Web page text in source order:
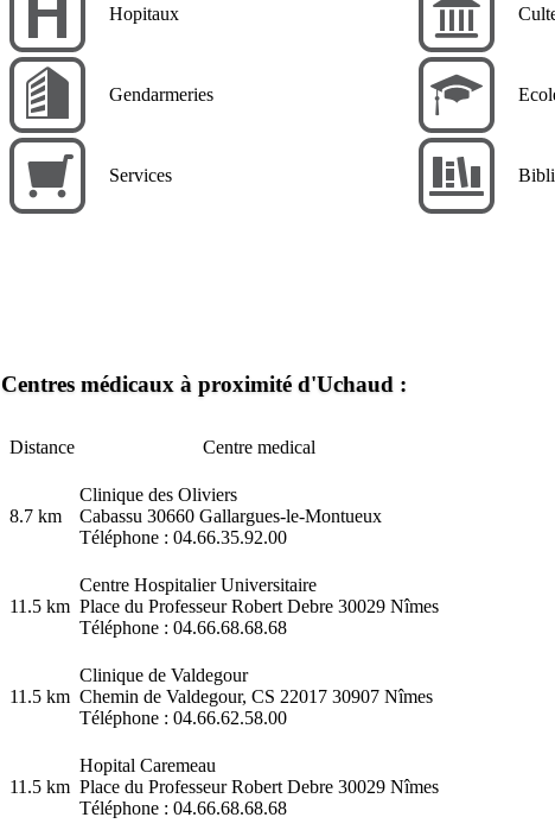
Hopitaux
Gendarmeries
Services
Centres médicaux à proximité d'Uchaud :
Distance Centre medical
8.7 km
Clinique des Oliviers
Cabassu 30660 Gallargues-le-Montueux
Téléphone : 04.66.35.92.00
11.5 km
Centre Hospitalier Universitaire
Place du Professeur Robert Debre 30029 Nîmes
Téléphone : 04.66.68.68.68
11.5 km
Clinique de Valdegour
Chemin de Valdegour, CS 22017 30907 Nîmes
Téléphone : 04.66.62.58.00
11.5 km
Hopital Caremeau
Place du Professeur Robert Debre 30029 Nîmes
Téléphone : 04.66.68.68.68